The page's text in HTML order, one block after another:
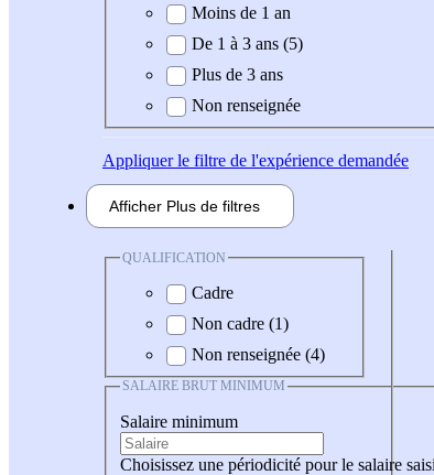
Expérience demandée
Moins de 1 an
De 1 à 3 ans (5)
Plus de 3 ans
Non renseignée
Appliquerle filtre de l'expérience demandée
Afficher Plus de filtres
QUALIFICATION
Cadre
Non cadre (1)
Non renseignée (4)
SALAIRE BRUT MINIMUM
Salaire minimum
Choisissez une périodicité pour le salaire saisi